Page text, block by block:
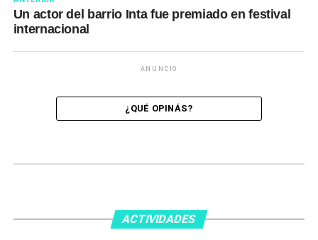
Un actor del barrio Inta fue premiado en festival
internacional
ANUNCIO
¿QUÉ OPINÁS?
ACTIVIDADES